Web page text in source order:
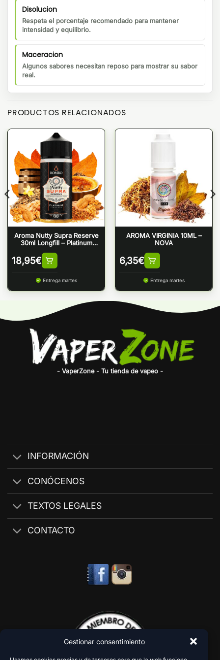
Gestionar consentimiento
Disolucion
Respeta el porcentaje recomendado para mantener
intensidad y equilibrio.
Maceracion
Algunos sabores necesitan reposo para mostrar su sabor
real.
PRODUCTOS RELACIONADOS
Aroma Nutty Supra Reserve
30ml Longfill – Platinum
18,95€
Entrega martes
AROMA VIRGINIA 10ML –
NOVA
6,35€
Entrega martes
- VaperZone - Tu tienda de vapeo -
INFORMACIÓN
CONÓCENOS
TEXTOS LEGALES
CONTACTO